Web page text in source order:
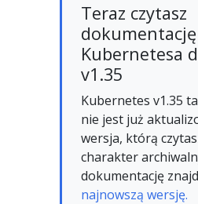
Teraz czytasz
dokumentację
Kubernetesa
v1.35
Kubernetes v1.35
nie jest już
wersja, którą
charakter
dokumentację
najnowszą wersję.